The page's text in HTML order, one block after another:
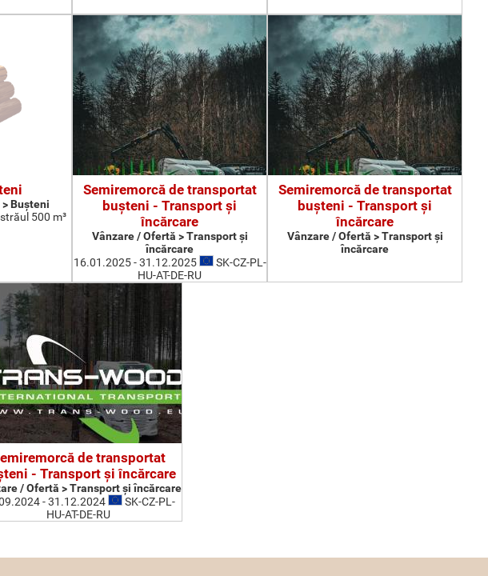
Buşteni
500 m³
Semiremorcă de transportat
buşteni - Transport şi
încărcare
Vânzare / Ofertă > Transport şi
încărcare
16.01.2025 - 31.12.2025
SK-CZ-PL-
HU-AT-DE-RU
Semiremorcă de transportat
buşteni - Transport şi
încărcare
Vânzare / Ofertă > Transport şi
încărcare
de transportat
- Transport şi încărcare
/ Ofertă > Transport şi încărcare
- 31.12.2024
SK-CZ-PL-
HU-AT-DE-RU